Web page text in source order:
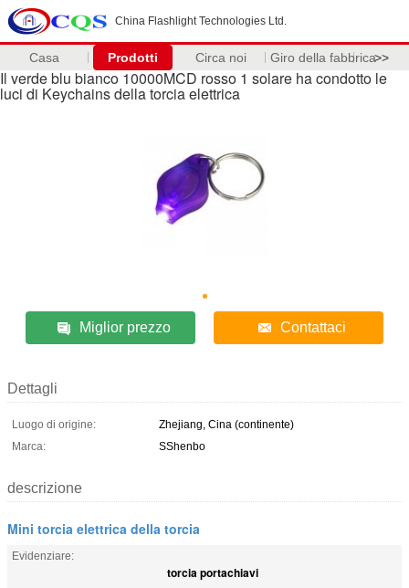
China Flashlight Technologies Ltd.
Casa Prodotti Circa noi Giro della fabbrica>>
Il verde blu bianco 10000MCD rosso 1 solare ha condotto le
luci di Keychains della torcia elettrica
Miglior prezzo Contattaci
Dettagli
Luogo di origine:
Zhejiang, Cina (continente)
Marca:
SShenbo
descrizione
Mini torcia elettrica della torcia
Evidenziare:
torcia portachiavi